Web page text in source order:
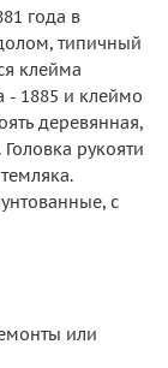
года в
типичный
клейма
- 1885 и клеймо
деревянная,
рукояти
с
или